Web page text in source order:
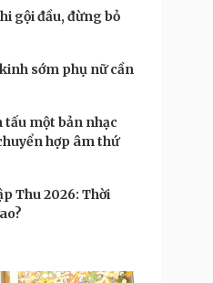
truyện đêm khuya
giống tâm hồn
gội đầu, đừng bỏ
sớm phụ nữ cần
tấu một bản nhạc
hợp âm thứ
Thu 2026: Thời